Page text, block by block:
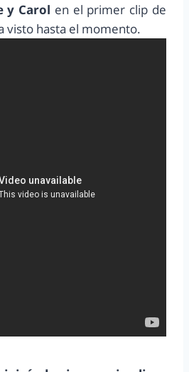
y Carol en el primer clip de
visto hasta el momento.